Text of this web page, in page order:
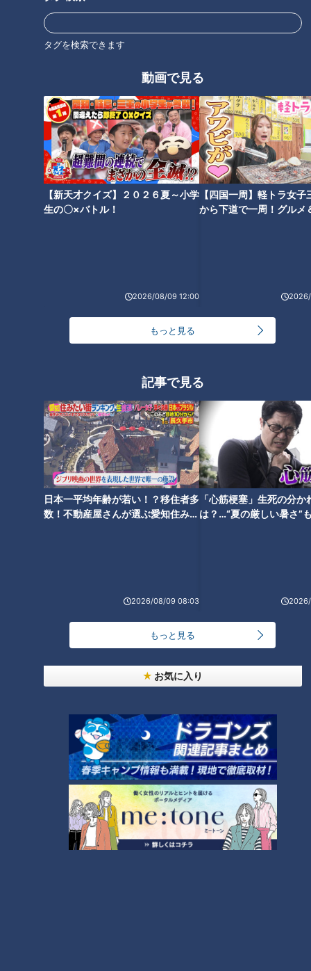
タグを検索できます
動画で見る
【新天才クイズ】２０２６夏～小学
生の〇×バトル！
2026/08/09 12:00
【四国一周】軽トラ女子
から下道で一周！グルメ
もっと見る
記事で見る
日本一平均年齢が若い！？移住者多
数！不動産屋さんが選ぶ愛知住みた
2026/08/09 08:03
「心筋梗塞」生死の分か
は？…“夏の厳しい暑さ”
もっと見る
お気に入り
CBCテレビ『健康カプセル！ゲンキの時間』
＜血管が若いとは？＞
で硬くなったり、血流が悪く血圧も高くなりがちだそうです。
＜血管が若くないと病気のリスクが上がる？＞
血管が老化すると、脳だと「脳卒中」心臓だと「心疾患」につ
＜血管年齢の若い90歳に密着！＞
小林照子さん（90歳）は、現役のメイクアップアーティス
ト。見た目もとても若々しく、血管年齢は78歳。血管年齢を
若く保つ秘訣は、有酸素運動が効果的と言われていますが、あ
る調査によると、運動習慣がある女性でも血管年齢の平均は実
年齢の約-8歳。そんななか、小林さんは年齢より12歳若く、
血圧も正常範囲内。血管にまだまだ弾力性もあります。特別意
小林さんの趣味は、彫刻と絵画。彫刻は75歳から始め、絵画
も80歳になってから始めたそうです。先生によると、脳を使
うと脳神経細胞が活発になり、脳の血流が増加します。血流が
た内皮細胞は、一酸化窒素（NO）を分泌し、血管を拡張・柔
作業は末梢血管の拡張・収縮を促し血管の弾力を保つのに効果
的なのだとか。小林さんの場合は、75歳から始めた趣味が刺
激になり、血管年齢に良い影響を与えている可能性が考えられ
るそうです。
＜血管若返りポイント（２）1日2L程度の水分補給＞
1日最低2Lは水を飲むという小林さん。実はこれも血管若返り
ポイント。水分が不足すると血液が濃くなり、血管内を流れる